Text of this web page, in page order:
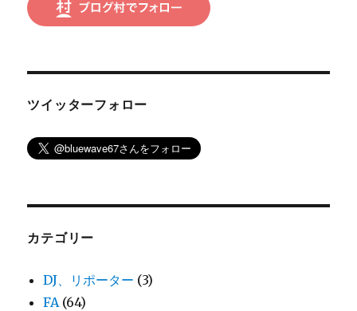
ツイッターフォロー
カテゴリー
DJ、リポーター (3)
FA (64)